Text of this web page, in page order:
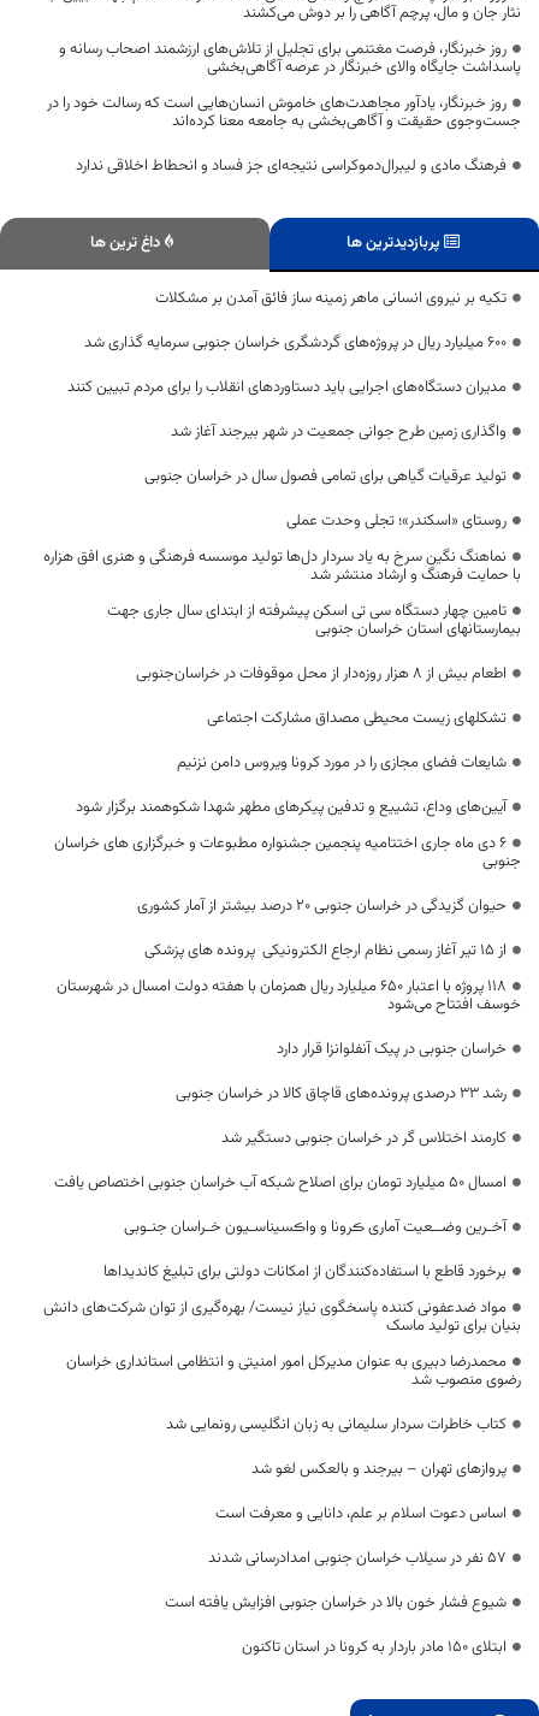
نثار جان و مال، پرچم آگاهی را بر دوش می‌کشند
روز خبرنگار، فرصت مغتنمی برای تجلیل از تلاش‌های ارزشمند اصحاب رسانه و
پاسداشت جایگاه والای خبرنگار در عرصه آگاهی‌بخشی
روز خبرنگار، یادآور مجاهدت‌های خاموش انسان‌هایی است که رسالت خود را در
جست‌وجوی حقیقت و آگاهی‌بخشی به جامعه معنا کرده‌اند
فرهنگ مادی و لیبرال‌دموکراسی نتیجه‌ای جز فساد و انحطاط اخلاقی ندارد
پربازدیدترین ها داغ ترین ها
تکیه بر نیروی انسانی ماهر زمینه ساز فائق آمدن بر مشکلات
۶۰۰ میلیارد ریال در پروژه‌های گردشگری خراسان جنوبی سرمایه گذاری شد
مدیران دستگاه‌های اجرایی باید دستاوردهای انقلاب را برای مردم تبیین کنند
واگذاری زمین طرح جوانی جمعیت در شهر بیرجند آغاز شد
تولید عرقیات گیاهی برای تمامی فصول سال در خراسان جنوبی
روستای «اسکندر»؛ تجلی وحدت عملی
نماهنگ نگین سرخ به یاد سردار دل‌ها تولید موسسه فرهنگی و هنری افق هزاره
با حمایت فرهنگ و ارشاد منتشر شد
تامین چهار دستگاه سی تی اسکن پیشرفته از ابتدای سال جاری جهت
بیمارستانهای استان خراسان جنوبی
اطعام بیش از 8 هزار روزه‌دار از محل موقوفات در خراسان‌جنوبی
تشکلهای زیست محیطی مصداق مشارکت اجتماعی
شایعات فضای مجازی را در مورد کرونا ویروس دامن نزنیم
آیین‌های وداع، تشییع و تدفین پیکرهای مطهر شهدا شکوهمند برگزار شود
6 دی ماه جاری اختتامیه پنجمین جشنواره مطبوعات و خبرگزاری های خراسان
جنوبی
حیوان گزیدگی در خراسان جنوبی 20 درصد بیشتر از آمار کشوری
از 15 تیر آغاز رسمی نظام ارجاع الکترونیکی پرونده های پزشکی
۱۱۸ پروژه با اعتبار ۶۵۰ میلیارد ریال همزمان با هفته دولت امسال در شهرستان
خوسف افتتاح می‌شود
خراسان جنوبی در پیک آنفلوانزا قرار دارد
رشد ۳۳ درصدی پرونده‌های قاچاق کالا در خراسان جنوبی
کارمند اختلاس گر در خراسان جنوبی دستگیر شد
امسال ۵۰ میلیارد تومان برای اصلاح شبکه‌ آب خراسان جنوبی اختصاص یافت
آخـرین وضــعیت آماری ڪرونا و واڪسیناسـیون خـراسان جنـوبی
برخورد قاطع با استفاده‌کنندگان از امکانات دولتی برای تبلیغ کاندیداها
مواد ضدعفونی کننده پاسخگوی نیاز نیست/ بهره‌گیری از توان شرکت‌های دانش
بنیان برای تولید ماسک
محمدرضا دبیری به عنوان مدیرکل امور امنیتی و انتظامی استانداری خراسان
رضوی منصوب شد
کتاب خاطرات سردار سلیمانی به زبان انگلیسی رونمایی شد
پروازهای تهران – بیرجند و بالعکس لغو شد
اساس دعوت اسلام بر علم، دانایی و معرفت است
57 نفر در سیلاب خراسان جنوبی امدادرسانی شدند
شیوع فشار خون بالا در خراسان جنوبی افزایش یافته است
ابتلای ۱۵۰ مادر باردار به کرونا در استان تاکنون